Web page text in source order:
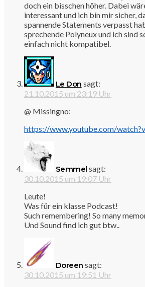
doch ein bisschen höher. Dabei
interessant und ich bin mir sicher,
spannende Statements verpasst
sprechende Polyneux und ich sind
einfach nicht kompatibel.
Le Don sagt:
21.10.2015 um 23:19 Uhr
@ Missingno:
https://www.youtube.com/
Semmel sagt:
30.10.2015 um 19:07 Uhr
Leute!
Was für ein klasse Podcast!
Such remembering! So many
Und Sound find ich gut btw..
Doreen sagt:
30.10.2015 um 19:51 Uhr